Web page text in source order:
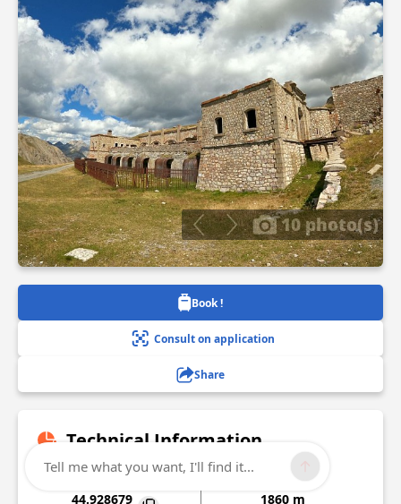
10 photo(s)
Book !
Consult on application
Share
Technical Information
Lat, Lng
44.928679
Altitude
1860 m
Tell me what you want, I'll find it...